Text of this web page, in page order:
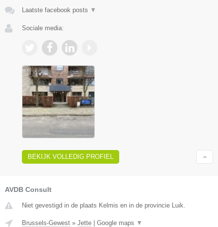
Laatste facebook posts ▼
Sociale media:
BEKIJK VOLLEDIG PROFIEL
AVDB Consult
Niet gevestigd in de plaats Kelmis en in de provincie Luik.
Brussels-Gewest » Jette | Google maps ▼